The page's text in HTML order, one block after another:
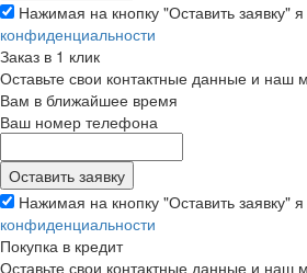
Нажимая на кнопку "Оставить заявку"
конфиденциальности
Заказ в 1 клик
Оставьте свои контактные данные и наш
Вам в ближайшее время
Ваш номер телефона
Нажимая на кнопку "Оставить заявку"
конфиденциальности
Покупка в кредит
Оставьте свои контактные данные и наш